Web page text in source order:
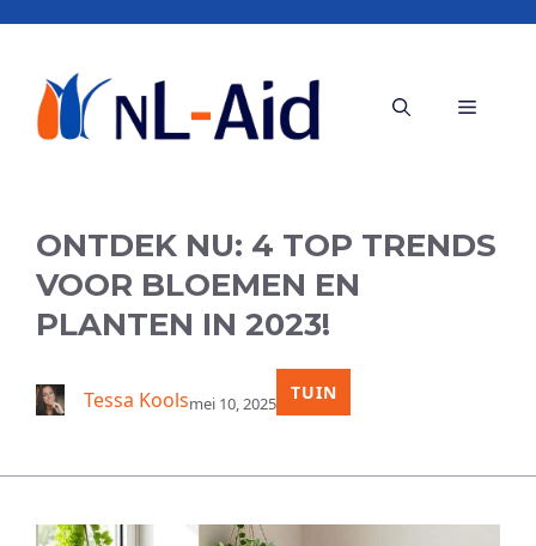
inhoud
Menu
ONTDEK NU: 4 TOP TRENDS
VOOR BLOEMEN EN
PLANTEN IN 2023!
Tessa Koolsmei 10, 2025 TUIN